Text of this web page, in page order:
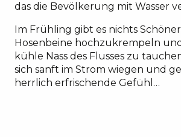
das die Bevölkerung mit Wasser
Im Frühling gibt es nichts
Hosenbeine hochzukrempeln
kühle Nass des Flusses zu
sich sanft im Strom wiegen und
herrlich erfrischende Gefühl…